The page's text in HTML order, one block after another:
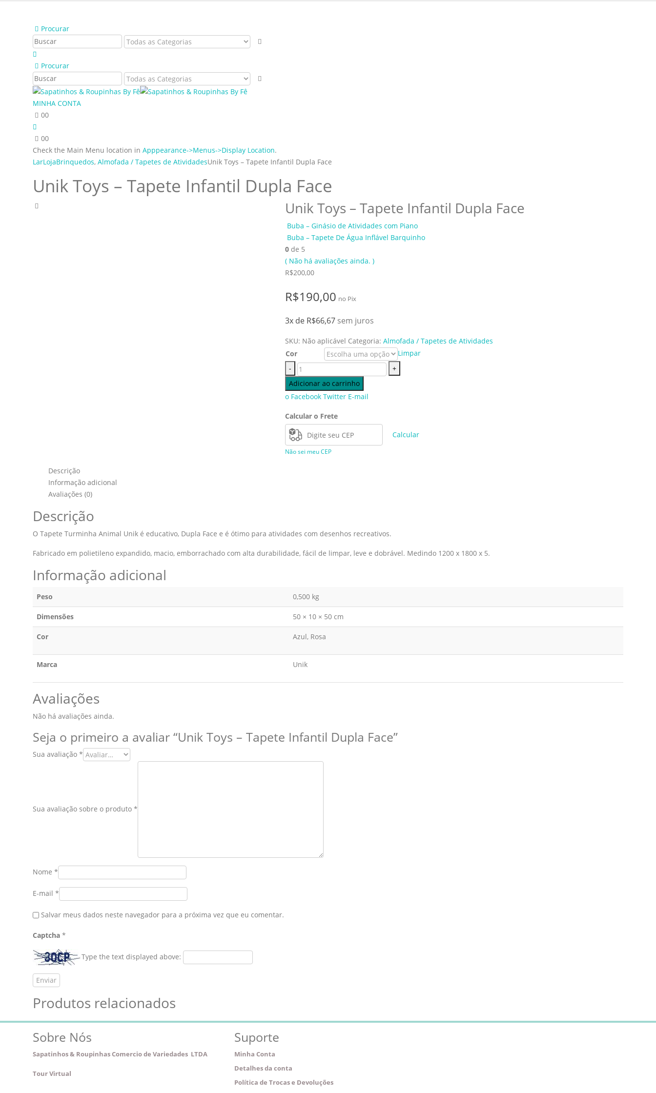
Procurar
Procurar
MINHA CONTA
00
00
Check the Main Menu location in Apppearance->Menus->Display Location.
LarLojaBrinquedos, Almofada / Tapetes de AtividadesUnik Toys – Tapete Infantil Dupla Face
Unik Toys – Tapete Infantil Dupla Face
Unik Toys – Tapete Infantil Dupla Face
Buba – Ginásio de Atividades com Piano
Buba – Tapete De Água Inflável Barquinho
0de 5
( Não há avaliações ainda. )
R$200,00
R$190,00 no Pix
3x de R$66,67 sem juros
SKU: Não aplicável Categoria: Almofada / Tapetes de Atividades
Cor
Limpar
-
+
Adicionar ao carrinho
o Facebook Twitter E-mail
Calcular o Frete
Calcular
Não sei meu CEP
Descrição
Informação adicional
Avaliações (0)
Descrição
O Tapete Turminha Animal Unik é educativo, Dupla Face e é ótimo para atividades com desenhos recreativos.
Fabricado em polietileno expandido, macio, emborrachado com alta durabilidade, fácil de limpar, leve e dobrável. Medindo 1200 x 1800 x 5.
Informação adicional
Peso 0,500 kg
Dimensões 50 × 10 × 50 cm
Cor Azul, Rosa
Marca Unik
Avaliações
Não há avaliações ainda.
Seja o primeiro a avaliar “Unik Toys – Tapete Infantil Dupla Face”
Sua avaliação *
Sua avaliação sobre o produto *
Nome *
E-mail *
Salvar meus dados neste navegador para a próxima vez que eu comentar.
Captcha *
Type the text displayed above:
Produtos relacionados
Sobre Nós
Sapatinhos & Roupinhas Comercio de Variedades LTDA
Tour Virtual
Suporte
Minha Conta
Detalhes da conta
Política de Trocas e Devoluções